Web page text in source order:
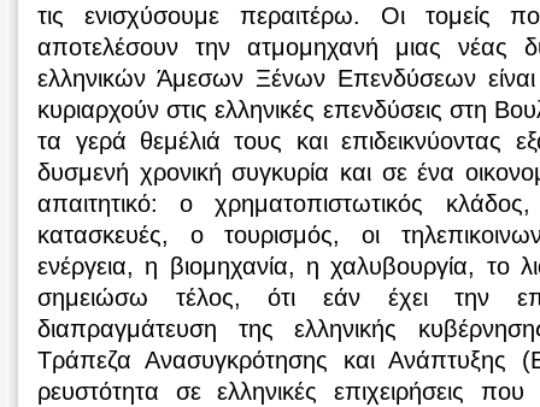
τις ενισχύσουμε περαιτέρω. Οι
αποτελέσουν την ατμομηχανή μιας νέας
ελληνικών Άμεσων Ξένων Επενδύσεων
κυριαρχούν στις ελληνικές επενδύσεις στη
τα γερά θεμέλιά τους και επιδεικνύοντας
δυσμενή χρονική συγκυρία και σε ένα
απαιτητικό: ο χρηματοπιστωτικός
κατασκευές, ο τουρισμός, οι
ενέργεια, η βιομηχανία, η χαλυβουργία, το
σημειώσω τέλος, ότι εάν έχει την
διαπραγμάτευση της ελληνικής
Τράπεζα Ανασυγκρότησης και Ανάπτυξης
ρευστότητα σε ελληνικές επιχειρήσεις που